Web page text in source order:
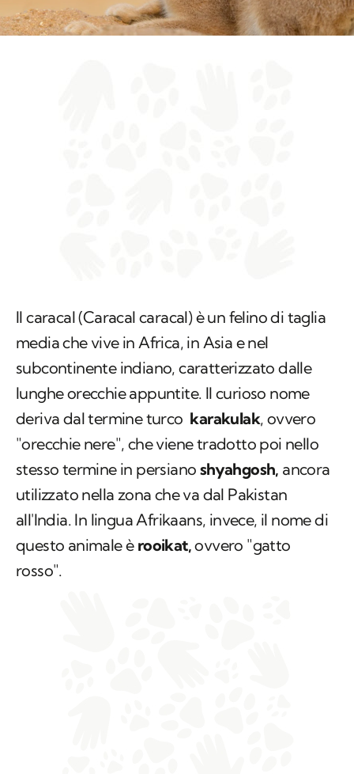
lunghe orecchie appuntite. Il curioso nome
deriva dal termine turco karakulak, ovvero
"orecchie nere", che viene tradotto poi nello
stesso termine in persianoshyahgosh ,ancora
utilizzato nella zona che va dal Pakistan
all'India. In linguaAfrikaans, invece, il nome di
questo animale èrooikat, ovvero "gatto
rosso".